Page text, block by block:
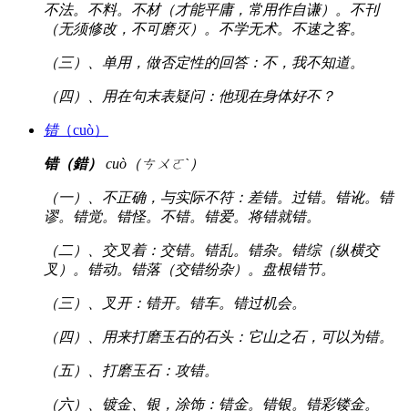
不法。不料。不材（才能平庸，常用作自谦）。不刊
（无须修改，不可磨灭）。不学无术。不速之客。
（三）、单用，做否定性的回答：不，我不知道。
（四）、用在句末表疑问：他现在身体好不？
错（cuò）
错（錯） cuò（ㄘㄨㄛˋ）
（一）、不正确，与实际不符：差错。过错。错讹。错
谬。错觉。错怪。不错。错爱。将错就错。
（二）、交叉着：交错。错乱。错杂。错综（纵横交
叉）。错动。错落（交错纷杂）。盘根错节。
（三）、叉开：错开。错车。错过机会。
（四）、用来打磨玉石的石头：它山之石，可以为错。
（五）、打磨玉石：攻错。
（六）、镀金、银，涂饰：错金。错银。错彩镂金。